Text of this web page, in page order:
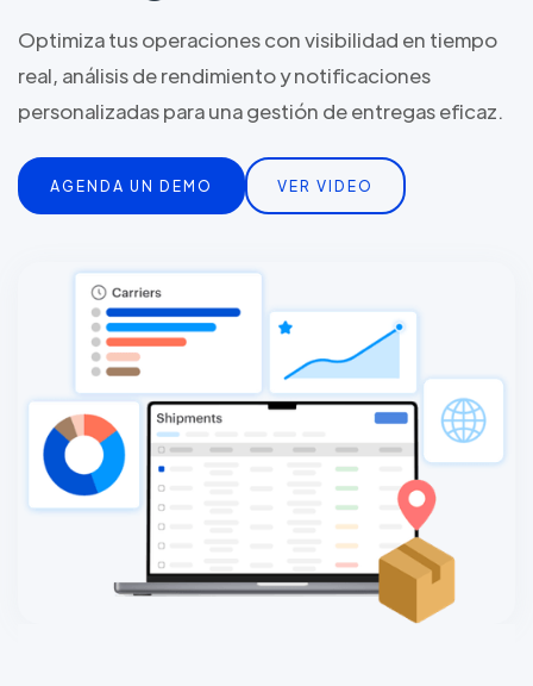
Optimiza tus operaciones con visibilidad en tiempo
real, análisis de rendimiento y notificaciones
personalizadas para una gestión de entregas eficaz.
AGENDA UN DEMO VER VIDEO